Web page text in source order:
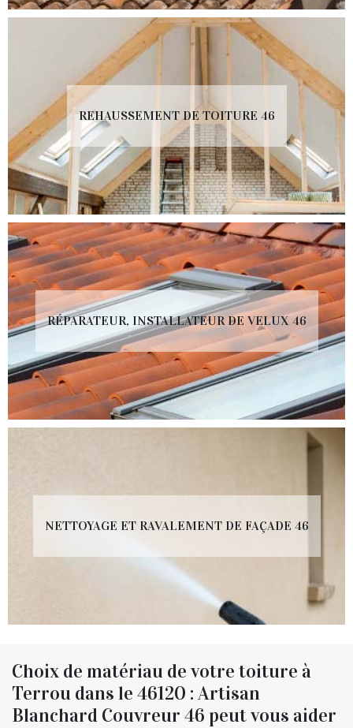
REHAUSSEMENT DE TOITURE 46
RÉPARATEUR, INSTALLATEUR DE VELUX 46
NETTOYAGE ET RAVALEMENT DE FAÇADE 46
Choix de matériau de votre toiture à
Terrou dans le 46120 : Artisan
Blanchard Couvreur 46 peut vous aider